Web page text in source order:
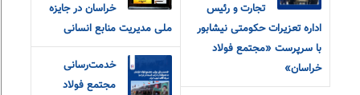
تجارت و رئیس
اداره تعزیرات حکومتی نیشابور
با سرپرست «مجتمع فولاد
خراسان»
خراسان در جایزه
ملی مدیریت منابع انسانی
خدمت‌رسانی
مجتمع فولاد